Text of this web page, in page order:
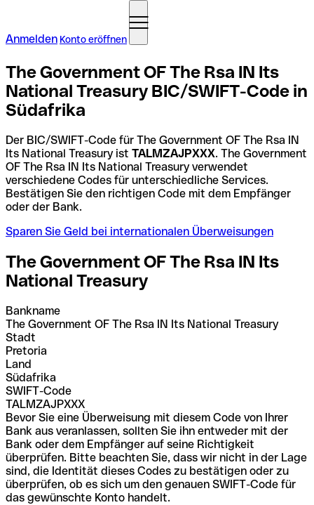
Anmelden Konto eröffnen
The Government OF The Rsa IN Its
National Treasury BIC/SWIFT-Code in
Südafrika
Der BIC/SWIFT-Code für The Government OF The Rsa IN
Its National Treasury ist TALMZAJPXXX. The Government
OF The Rsa IN Its National Treasury verwendet
verschiedene Codes für unterschiedliche Services.
Bestätigen Sie den richtigen Code mit dem Empfänger
oder der Bank.
Sparen Sie Geld bei internationalen Überweisungen
The Government OF The Rsa IN Its
National Treasury
Bankname
The Government OF The Rsa IN Its National Treasury
Stadt
Pretoria
Land
Südafrika
SWIFT-Code
TALMZAJPXXX
Bevor Sie eine Überweisung mit diesem Code von Ihrer
Bank aus veranlassen, sollten Sie ihn entweder mit der
Bank oder dem Empfänger auf seine Richtigkeit
überprüfen. Bitte beachten Sie, dass wir nicht in der Lage
sind, die Identität dieses Codes zu bestätigen oder zu
überprüfen, ob es sich um den genauen SWIFT-Code für
das gewünschte Konto handelt.